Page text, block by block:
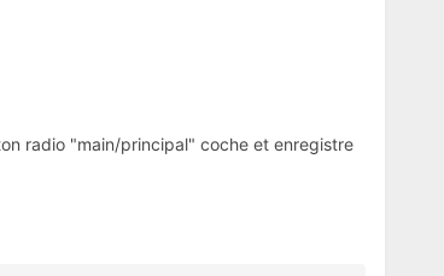
radio "main/principal" coche et enregistre